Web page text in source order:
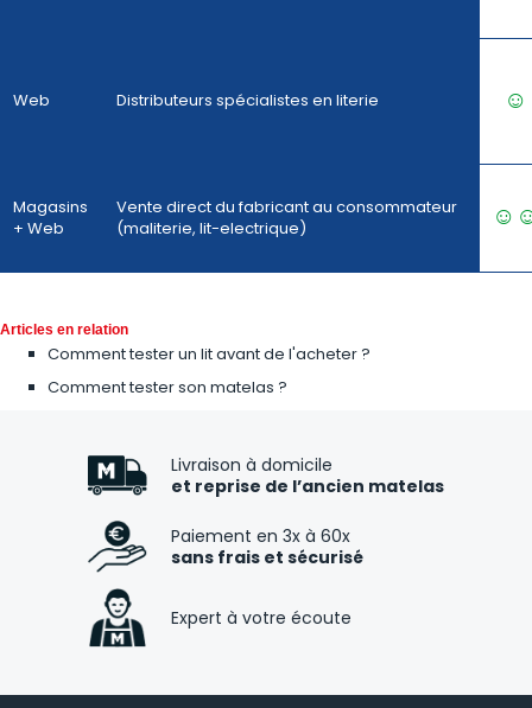
Web Distributeurs spécialistes en literie
Magasins
+ Web
Vente direct du fabricant au consommateur
(maliterie, lit-electrique)
Articles en relation
Comment tester un lit avant de l'acheter ?
Comment tester son matelas ?
Livraison à domicile
et reprise de l’ancien matelas
Paiement en 3x à 60x
sans frais et sécurisé
Expert à votre écoute